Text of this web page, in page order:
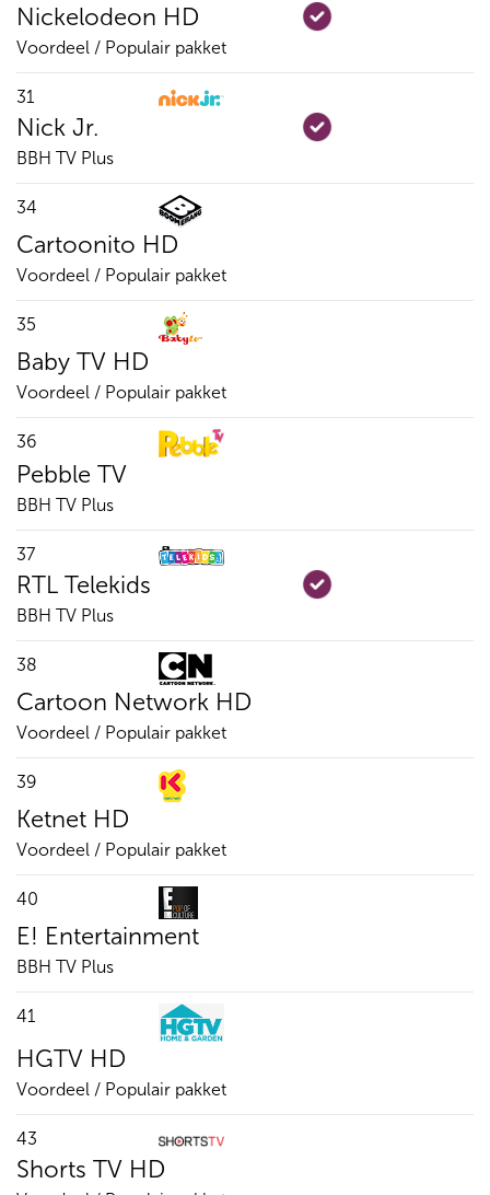
Nickelodeon HD
Voordeel / Populair pakket
31
Nick Jr.
BBH TV Plus
34
Cartoonito HD
Voordeel / Populair pakket
35
Baby TV HD
Voordeel / Populair pakket
36
Pebble TV
BBH TV Plus
37
RTL Telekids
BBH TV Plus
38
Cartoon Network HD
Voordeel / Populair pakket
39
Ketnet HD
Voordeel / Populair pakket
40
E! Entertainment
BBH TV Plus
41
HGTV HD
Voordeel / Populair pakket
43
Shorts TV HD